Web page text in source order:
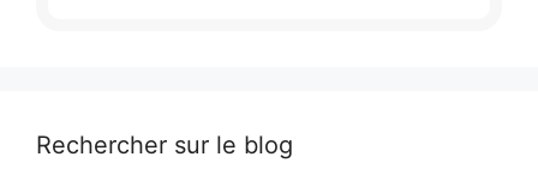
Rechercher sur le blog